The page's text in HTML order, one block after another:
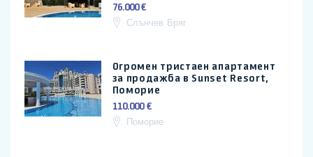
76.000 €
Слънчев Бряг
Огромен тристаен апартамент
за продажба в Sunset Resort,
Поморие
110.000 €
Поморие